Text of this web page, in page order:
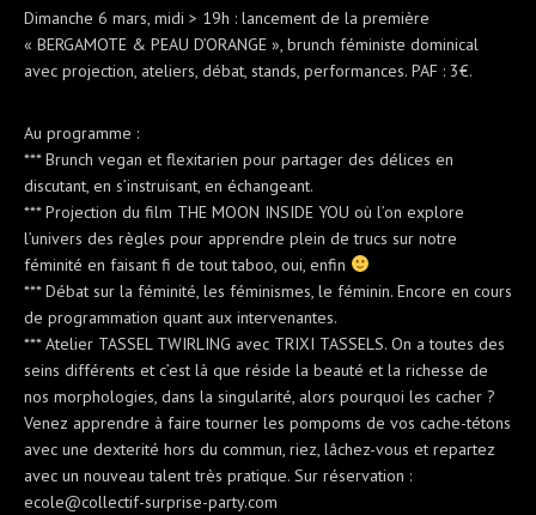
Dimanche 6 mars, midi > 19h : lancement de la première
« BERGAMOTE & PEAU D’ORANGE », brunch féministe dominical
avec projection, ateliers, débat, stands, performances. PAF : 3€.
Au programme :
*** Brunch vegan et flexitarien pour partager des délices en
discutant, en s’instruisant, en échangeant.
*** Projection du film THE MOON INSIDE YOU où l’on explore
l’univers des règles pour apprendre plein de trucs sur notre
féminité en faisant fi de tout taboo, oui, enfin
*** Débat sur la féminité, les féminismes, le féminin. Encore en cours
de programmation quant aux intervenantes.
*** Atelier TASSEL TWIRLING avec TRIXI TASSELS. On a toutes des
seins différents et c’est là que réside la beauté et la richesse de
nos morphologies, dans la singularité, alors pourquoi les cacher ?
Venez apprendre à faire tourner les pompoms de vos cache-tétons
avec une dexterité hors du commun, riez, lâchez-vous et repartez
avec un nouveau talent très pratique. Sur réservation :
ecole@collectif-surprise-party.com